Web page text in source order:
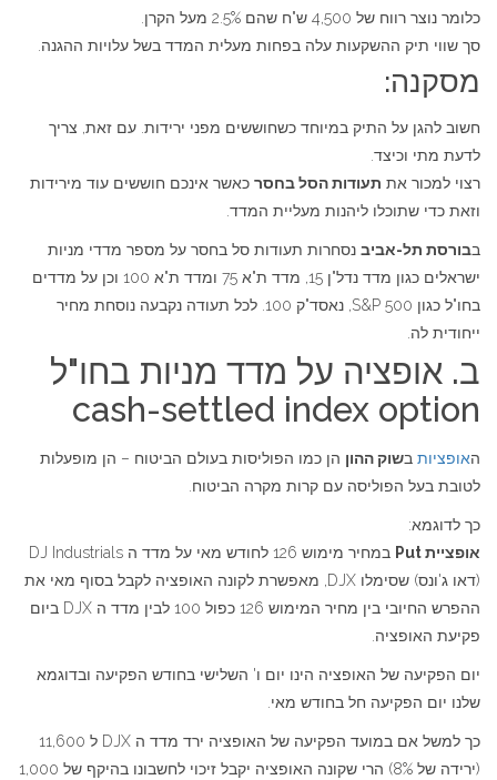
כלומר נוצר רווח של 4,500 ש"ח שהם 2.5% מעל הקרן.
סך שווי תיק ההשקעות עלה בפחות מעלית המדד בשל עלויות ההגנה.
מסקנה:
חשוב להגן על התיק במיוחד כשחוששים מפני ירידות. עם זאת, צריך
לדעת מתי וכיצד.
רצוי למכור את תעודות הסל בחסר כאשר אינכם חוששים עוד מירידות
וזאת כדי שתוכלו ליהנות מעליית המדד.
בבורסת תל-אביב נסחרות תעודות סל בחסר על מספר מדדי מניות
ישראלים כגון מדד נדל"ן 15, מדד ת"א 75 ומדד ת"א 100 וכן על מדדים
בחו"ל כגון S&P 500, נאסד"ק 100. לכל תעודה נקבעה נוסחת מחיר
ייחודית לה.
ב. אופציה על מדד מניות בחו"ל
cash-settled index option
האופציות בשוק ההון הן כמו הפוליסות בעולם הביטוח – הן מופעלות
לטובת בעל הפוליסה עם קרות מקרה הביטוח.
כך לדוגמא:
אופציית Put
במחיר מימוש 126 לחודש מאי על מדד ה DJ Industrials
(דאו ג'ונס) שסימלו DJX, מאפשרת לקונה האופציה לקבל בסוף מאי את
ההפרש החיובי בין מחיר המימוש 126 כפול 100 לבין מדד ה DJX ביום
פקיעת האופציה.
יום הפקיעה של האופציה הינו יום ו' השלישי בחודש הפקיעה ובדוגמא
שלנו יום הפקיעה חל בחודש מאי.
כך למשל אם במועד הפקיעה של האופציה ירד מדד ה DJX ל 11,600
(ירידה של 8%) הרי שקונה האופציה יקבל זיכוי לחשבונו בהיקף של 1,000